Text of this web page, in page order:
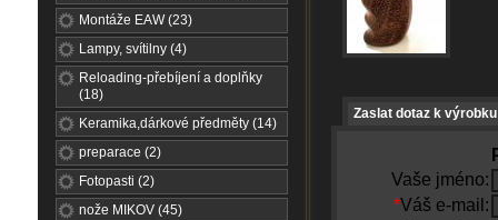
Montáže EAW (23)
Lampy, svítilny (4)
Reloading-přebíjení a doplňky
(18)
Keramika,dárkové předměty (14)
preparace (2)
Fotopasti (2)
nože MIKOV (45)
Zaslat dotaz k výrobku
Vaše jméno:
*Váš e-mail: